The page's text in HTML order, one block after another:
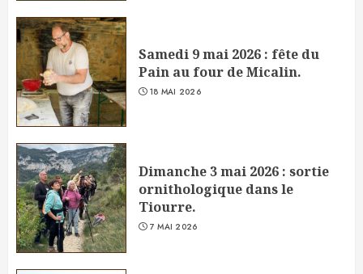
Samedi 9 mai 2026 : fête du
Pain au four de Micalin.
18 MAI 2026
Dimanche 3 mai 2026 : sortie
ornithologique dans le
Tiourre.
7 MAI 2026